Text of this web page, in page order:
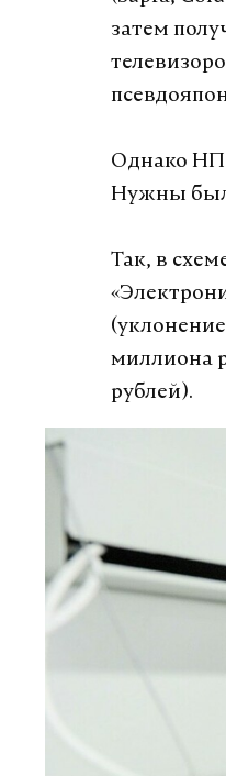
затем
Однако
Нужны
Так, в
миллиона
рублей).